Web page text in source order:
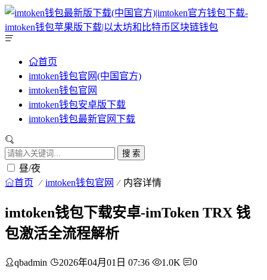
首页
imtoken钱包官网(中国官方)
imtoken钱包官网
imtoken钱包安卓版下载
imtoken钱包最新官网下载
搜 索
昼/夜
首页 imtoken钱包官网 内容详情
imtoken钱包下载安卓-imToken TRX 钱
包激活全流程解析
qbadmin 2026年04月01日 07:36 1.0K 0